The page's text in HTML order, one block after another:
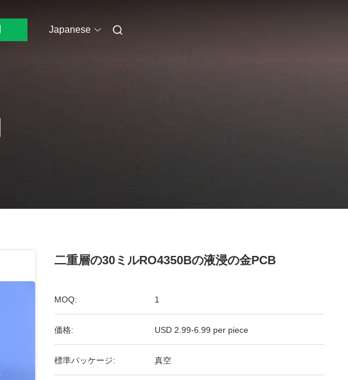
Japanese
二重層の30ミルRO4350Bの液浸の金PCB
MOQ: 1
価格: USD 2.99-6.99 per piece
標準パッケージ: 真空